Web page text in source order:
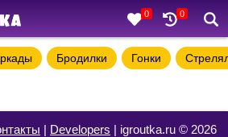
0 0
Бродилки Гонки
| Developers | igroutka.ru © 2026